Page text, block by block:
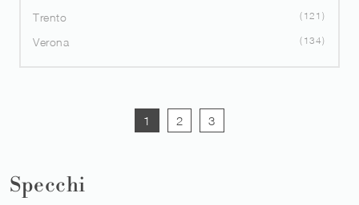
Trento 121
Verona 134
1 2 3
Specchi